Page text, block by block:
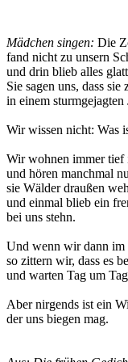
Mädchen singen: Die
fand nicht zu unsern
und drin blieb alles
Sie sagen uns, dass sie
in einem sturmgejagten
Wir wissen nicht: Was
Wir wohnen immer tief
und hören manchmal
sie Wälder draußen
und einmal blieb ein
bei uns stehn.
Und wenn wir dann im
so zittern wir, dass es
und warten Tag um
Aber nirgends ist ein
der uns biegen mag.